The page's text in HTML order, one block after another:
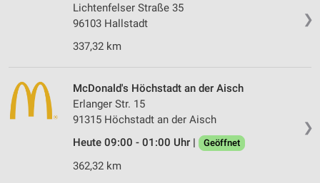
❯
Lichtenfelser Straße 35
96103 Hallstadt
337,32 km
❯
McDonald's Höchstadt an der Aisch
Erlanger Str. 15
91315 Höchstadt an der Aisch
Heute 09:00 - 01:00 Uhr |
Geöffnet
362,32 km